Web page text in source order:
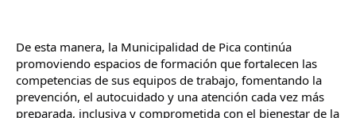
De esta manera, la Municipalidad de Pica continúa
promoviendo espacios de formación que fortalecen las
competencias de sus equipos de trabajo, fomentando la
prevención, el autocuidado y una atención cada vez más
preparada, inclusiva y comprometida con el bienestar de la